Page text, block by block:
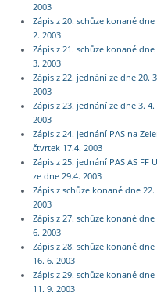
2003
Zápis z 20. schůze konané dne
2. 2003
Zápis z 21. schůze konané dne
3. 2003
Zápis z 22. jednání ze dne 20.
2003
Zápis z 23. jednání ze dne 3. 4.
2003
Zápis z 24. jednání PAS na
čtvrtek 17.4. 2003
Zápis z 25. jednání PAS AS FF
ze dne 29.4. 2003
Zápis z schůze konané dne 22.
2003
Zápis z 27. schůze konané dne
6. 2003
Zápis z 28. schůze konané dne
16. 6. 2003
Zápis z 29. schůze konané dne
11. 9. 2003